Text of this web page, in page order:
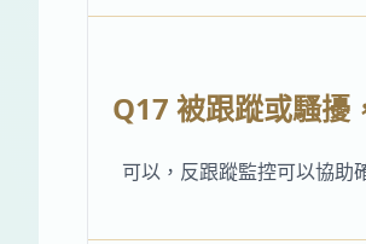
Q17 被跟蹤或騷擾
可以，反跟蹤監控可以協助